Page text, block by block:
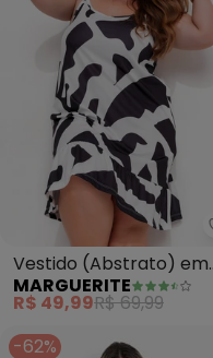
Vestido (Abstrato) em
Jersey Acetinado
MARGUERITE
R$ 49,99R$ 69,99
-62%